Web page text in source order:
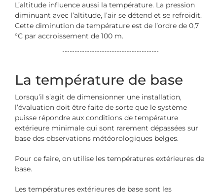
L’altitude influence aussi la température. La pression
diminuant avec l’altitude, l’air se détend et se refroidit.
Cette diminution de température est de l’ordre de 0,7
°C par accroissement de 100 m.
La température de base
Lorsqu’il s’agit de dimensionner une installation,
l’évaluation doit être faite de sorte que le système
puisse répondre aux conditions de température
extérieure minimale qui sont rarement dépassées sur
base des observations météorologiques belges.
Pour ce faire, on utilise les températures extérieures de
base.
Les températures extérieures de base sont les